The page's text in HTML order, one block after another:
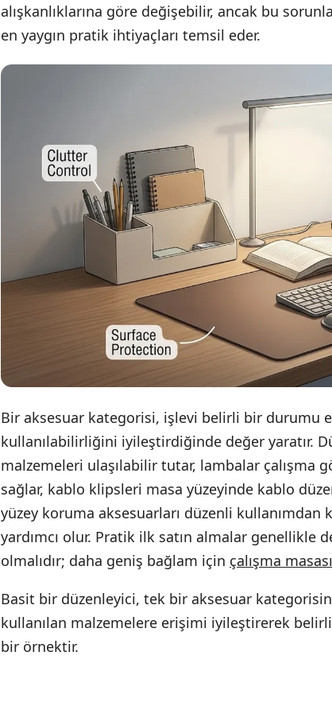
alışkanlıklarına göre değişebilir, ancak bu
en yaygın pratik ihtiyaçları temsil eder.
Bir aksesuar kategorisi, işlevi belirli bir durumu
kullanılabilirliğini iyileştirdiğinde değer yaratır.
malzemeleri ulaşılabilir tutar, lambalar çalışma
sağlar, kablo klipsleri masa yüzeyinde kablo
yüzey koruma aksesuarları düzenli kullanımdan
yardımcı olur. Pratik ilk satın almalar genellikle
olmalıdır; daha geniş bağlam için çalışma
Basit bir düzenleyici, tek bir aksesuar
kullanılan malzemelere erişimi iyileştirerek
bir örnektir.